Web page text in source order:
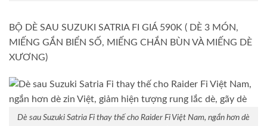
BỘ DÈ SAU SUZUKI SATRIA FI GIÁ 590K ( DÈ 3 MÓN,
MIẾNG GẮN BIỂN SỐ, MIẾNG CHẮN BÙN VÀ MIẾNG DÈ
XƯƠNG)
Dè sau Suzuki Satria Fi thay thế cho Raider Fi Việt Nam, ngắn hơn dè